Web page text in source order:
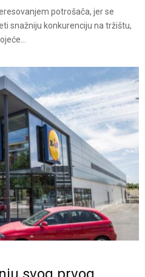
potrošača, jer se
snažniju konkurenciju na tržištu,